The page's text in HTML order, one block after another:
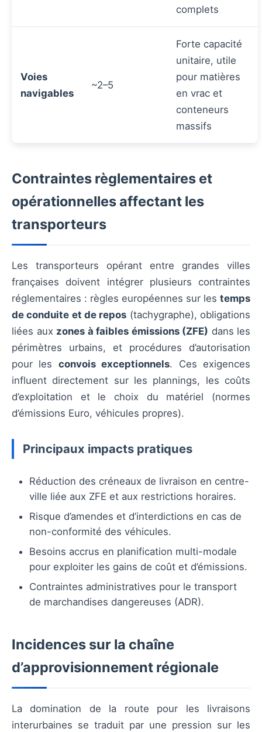
complets
Voies
navigables
~2–5
Forte capacité
unitaire, utile
pour matières
en vrac et
conteneurs
massifs
Contraintes règlementaires et
opérationnelles affectant les
transporteurs
Les transporteurs opérant entre grandes villes
françaises doivent intégrer plusieurs contraintes
réglementaires : règles européennes sur les temps
de conduite et de repos (tachygraphe), obligations
liées aux zones à faibles émissions (ZFE) dans les
périmètres urbains, et procédures d’autorisation
pour les convois exceptionnels. Ces exigences
influent directement sur les plannings, les coûts
d’exploitation et le choix du matériel (normes
d’émissions Euro, véhicules propres).
Principaux impacts pratiques
Réduction des créneaux de livraison en centre-
ville liée aux ZFE et aux restrictions horaires.
Risque d’amendes et d’interdictions en cas de
non-conformité des véhicules.
Besoins accrus en planification multi-modale
pour exploiter les gains de coût et d’émissions.
Contraintes administratives pour le transport
de marchandises dangereuses (ADR).
Incidences sur la chaîne
d’approvisionnement régionale
La domination de la route pour les livraisons
interurbaines se traduit par une pression sur les